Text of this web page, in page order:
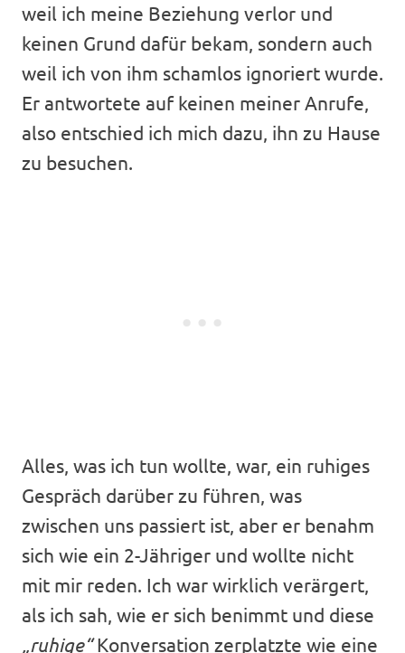
weil ich meine Beziehung verlor und
keinen Grund dafür bekam, sondern auch
weil ich von ihm schamlos ignoriert wurde.
Er antwortete auf keinen meiner Anrufe,
also entschied ich mich dazu, ihn zu Hause
zu besuchen.
Alles, was ich tun wollte, war, ein ruhiges
Gespräch darüber zu führen, was
zwischen uns passiert ist, aber er benahm
sich wie ein 2-Jähriger und wollte nicht
mit mir reden. Ich war wirklich verärgert,
als ich sah, wie er sich benimmt und diese
„ruhige“Konversation zerplatzte wie eine